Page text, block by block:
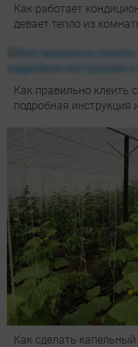
Как работает
девает тепло из
Как правильно клеить
подробная инструкция
Как сделать